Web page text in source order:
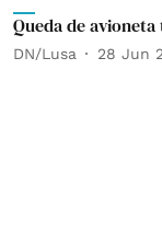
Queda de
DN/Lusa 28 Jun